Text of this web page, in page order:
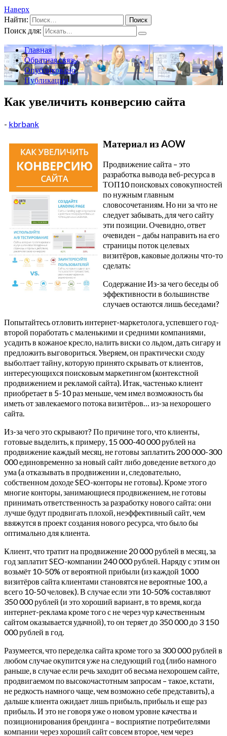
Наверх
Найти:
Поиск для:
Главная
Обратная связь
Опубликовано
Публикации
Как увеличить конверсию сайта
- kbrbank
Материал из AOW
Продвижение сайта – это
разработка вывода веб-ресурса в
ТОП10 поисковых совокупностей
по нужным главным
словосочетаниям. Но ни за что не
следует забывать, для чего сайту
эти позиции. Очевидно, ответ
очевиден – дабы направить на его
страницы поток целевых
визитёров, каковые должны что-то
сделать:
Содержание Из-за чего беседы об
эффективности в большинстве
случаев остаются лишь беседами?
Попытайтесь отловить интернет-маркетолога, успевшего год-
второй поработать с маленькими и средними компаниями,
усадить в кожаное кресло, налить виски со льдом, дать сигару и
предложить выговориться. Уверяем, он практически сходу
выболтает тайну, которую принято скрывать от клиентов,
интересующихся поисковым маркетингом (контекстной
продвижением и рекламой сайта). Итак, частенько клиент
приобретает в 5-10 раз меньше, чем имел возможность бы
иметь от завлекаемого потока визитёров… из-за нехорошего
сайта.
Из-за чего это скрывают? По причине того, что клиенты,
готовые выделить, к примеру, 15 000-40 000 рублей на
продвижение каждый месяц, не готовы заплатить 200 000-300
000 единовременно за новый сайт либо доведение ветхого до
ума (а отказывать в продвижении и, следовательно,
собственном доходе SEO-конторы не готовы). Кроме этого
многие конторы, занимающиеся продвижением, не готовы
принимать ответственность за разработку нового сайта: они
лучше будут продвигать плохой, неэффективный сайт, чем
ввяжутся в проект создания нового ресурса, что было бы
оптимально для клиента.
Клиент, что тратит на продвижение 20 000 рублей в месяц, за
год заплатит SEO-компании 240 000 рублей. Наряду с этим он
возьмёт 10-50% от вероятной прибыли (из каждой 1000
визитёров сайта клиентами становятся не вероятные 100, а
всего 10-50 человек). В случае если эти 10-50% составляют
350 000 рублей (и это хороший вариант, в то время, когда
интернет-реклама кроме того с не через чур качественным
сайтом оказывается удачной), то он теряет до 350 000 до 3 150
000 рублей в год.
Разумеется, что переделка сайта кроме того за 300 000 рублей в
любом случае окупится уже на следующий год (либо намного
раньше, в случае если речь заходит об весьма нехорошем сайте,
продвигаемом по высокочастотным запросам – такое, кстати,
не редкость намного чаще, чем возможно себе представить), а
дальше клиента ожидает лишь прибыль, прибыль и еще раз
прибыль. И это не говоря уже о новом уровне качества и
позиционирования брендинга – восприятие потребителями
компании через хороший сайт совсем второе, чем через